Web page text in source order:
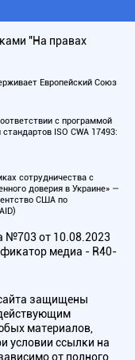
"На правах
Европейский Союз
с программой
ISO CWA 17493:
сотрудничества с
доверия в Украине» —
США по
№703 от 10.08.2023
медиа - R40-
защищены
материалов,
условии ссылки на
от полного